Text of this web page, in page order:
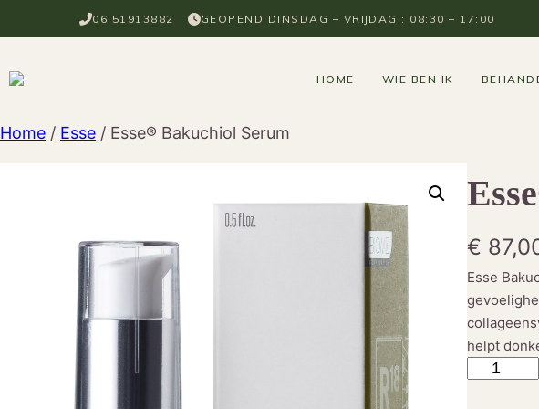
naar
inhoud
06 51913882 GEOPEND DINSDAG – VRIJDAG : 08:30 – 17:00
HOME WIE BEN IK
Home / Esse / Esse® Bakuchiol Serum
€
Esse
helpt